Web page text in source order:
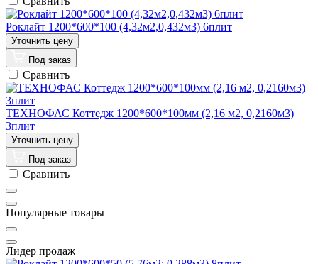
Роклайт 1200*600*100 (4,32м2,0,432м3) 6плит
Под заказ
Сравнить
ТЕХНОФАС Коттедж 1200*600*100мм (2,16 м2, 0,2160м3)
3плит
Под заказ
Сравнить
Популярные товары
Лидер продаж